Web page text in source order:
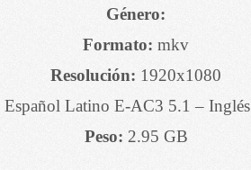
Género:
Formato: mkv
Resolución: 1920x1080
Español Latino E-AC3 5.1 –
Peso: 2.95 GB